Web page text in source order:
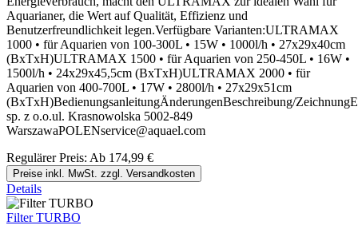
Aquarianer, die Wert auf Qualität, Effizienz und
Benutzerfreundlichkeit legen.Verfügbare Varianten:ULTRAMAX
1000 • für Aquarien von 100-300L • 15W • 1000l/h • 27x29x40cm
(BxTxH)ULTRAMAX 1500 • für Aquarien von 250-450L • 16W •
1500l/h • 24x29x45,5cm (BxTxH)ULTRAMAX 2000 • für
Aquarien von 400-700L • 17W • 2800l/h • 27x29x51cm
(BxTxH)BedienungsanleitungÄnderungenBeschreibung/
sp. z o.o.ul. Krasnowolska 5002-849
WarszawaPOLENservice@aquael.com
Regulärer Preis: Ab 174,99 €
Preise inkl. MwSt. zzgl. Versandkosten
Details
Filter TURBO